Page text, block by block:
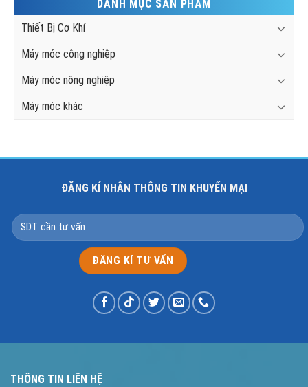
DANH MỤC SẢN PHẨM
Thiết Bị Cơ Khí
Máy móc công nghiệp
Máy móc nông nghiệp
Máy móc khác
ĐĂNG KÍ NHÂN THÔNG TIN KHUYẾN MẠI
THÔNG TIN LIÊN HỆ